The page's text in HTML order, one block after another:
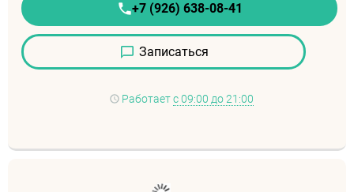
+7 (926) 638-08-41
Записаться
Работает с 09:00 до 21:00